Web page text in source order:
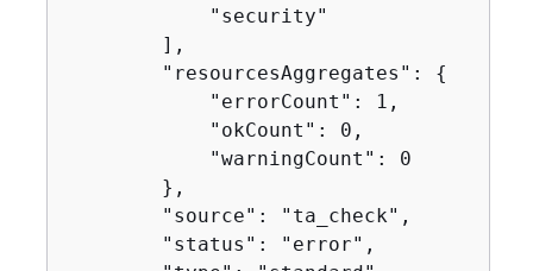
            "security"
        ],
        "resourcesAggregates":
{
            "errorCount": 1,
            "okCount": 0,
            "warningCount": 0
        },
        "source": "ta_check",
        "status": "error",